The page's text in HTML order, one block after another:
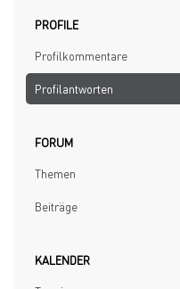
PROFILE
Profilkommentare
Profilantworten
FORUM
Themen
Beiträge
KALENDER